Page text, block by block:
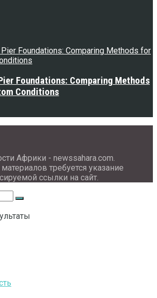
Foundations: Comparing Methods
Conditions
Африки - newssahara.com.
требуется указание
ссылки на сайт.